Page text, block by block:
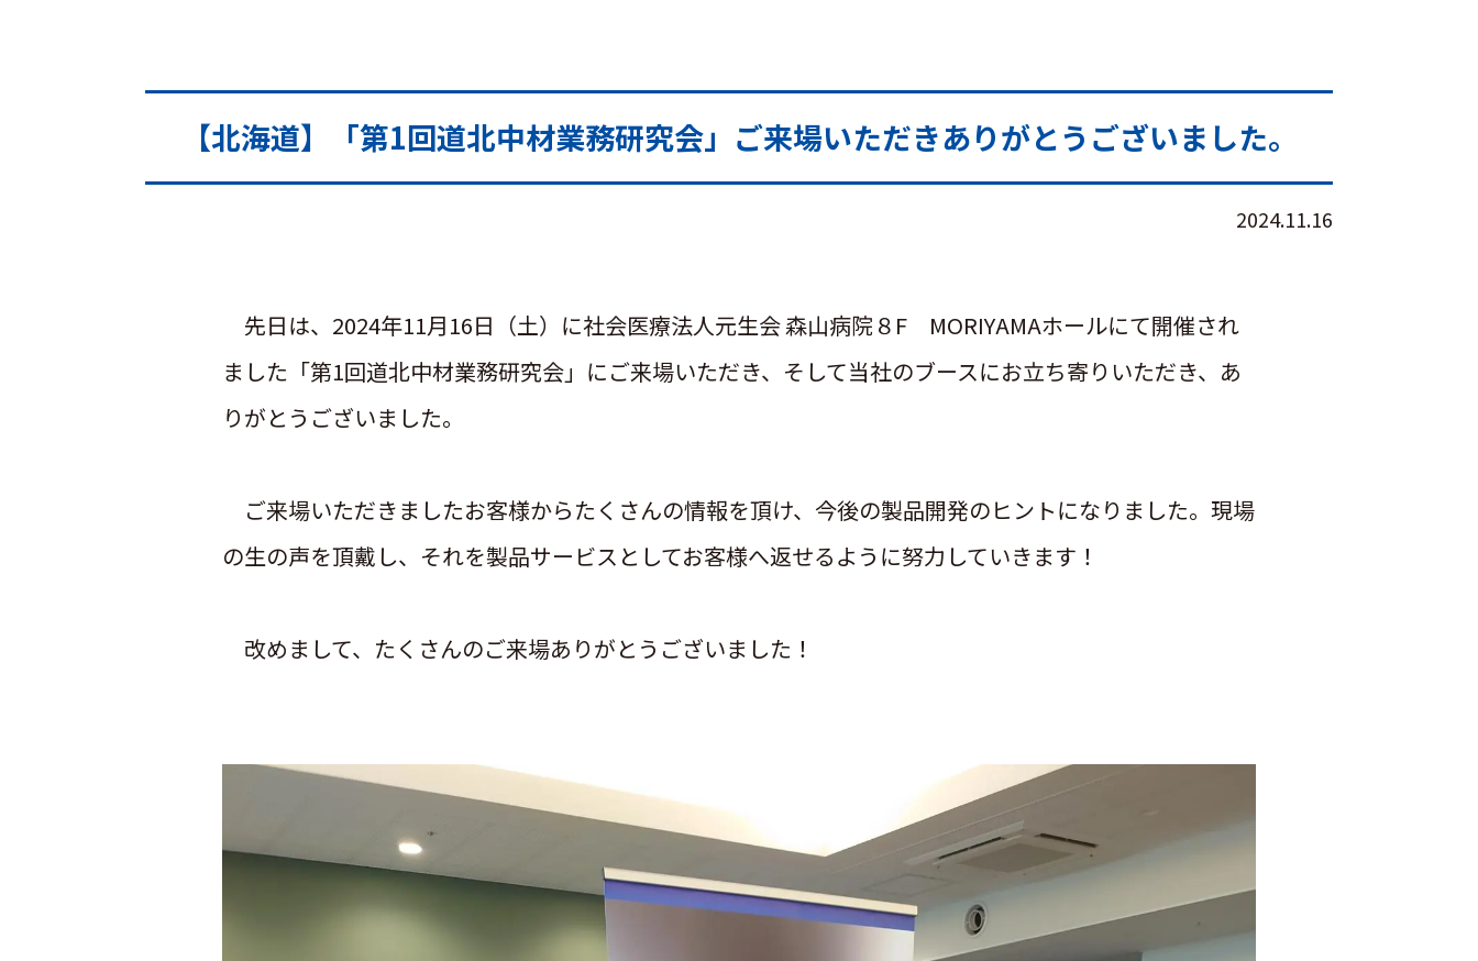
【北海道】「第1回道北中材業務研究会」ご来場いただきありがとうございました。
2024.11.16
先日は、2024年11月16日（土）に社会医療法人元生会 森山病院８F MORIYAMAホールにて開催され
ました「第1回道北中材業務研究会」にご来場いただき、そして当社のブースにお立ち寄りいただき、あ
りがとうございました。
ご来場いただきましたお客様からたくさんの情報を頂け、今後の製品開発のヒントになりました。現場
の生の声を頂戴し、それを製品サービスとしてお客様へ返せるように努力していきます！
改めまして、たくさんのご来場ありがとうございました！